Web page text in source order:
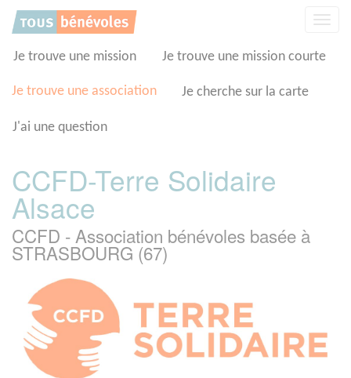
Je trouve une mission Je trouve une mission courte
Je trouve une association Je cherche sur la carte
J'ai une question
CCFD-Terre Solidaire
Alsace
CCFD - Association bénévoles basée à
STRASBOURG (67)
Panneau de gestion des cookies